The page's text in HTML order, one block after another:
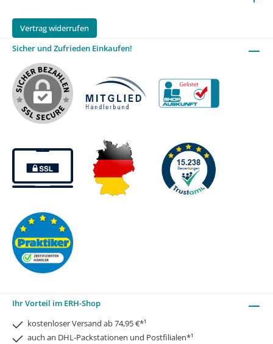
Vertrag widerrufen
Sicher und Zufrieden Einkaufen!
Ihr Vorteil im ERH-Shop
kostenloser Versand ab 74,95 €*¹
auch an DHL-Packstationen und Postfilialen*¹